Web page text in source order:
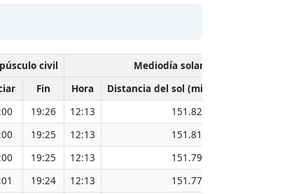
civil
Mediodía solar
Fin Hora
Distancia del sol (millones de km)
19:26 12:13
151.82
19:25 12:13
151.81
19:25 12:13
151.79
19:24 12:13
151.77